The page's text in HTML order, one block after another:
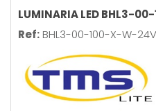
LUMINARIA LED BHL3-
Ref: BHL3-00-100-X-W-24V